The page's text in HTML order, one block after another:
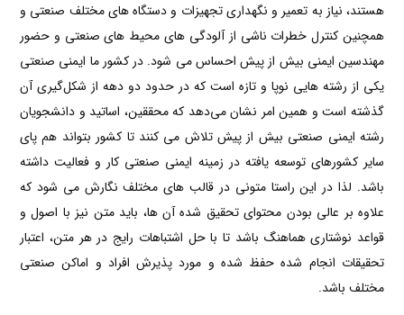
هستند، نیاز به تعمیر و نگهداری تجهیزات و دستگاه های مختلف صنعتی و
همچنین کنترل خطرات ناشی از آلودگی های محیط های صنعتی و حضور
مهندسین ایمنی بیش از پیش احساس می شود. در کشور ما ایمنی صنعتی
یکی از رشته هایی نوپا و تازه است که در حدود دو دهه از شکل‌گیری آن
گذشته است و همین امر نشان می‌دهد که محققین، اساتید و دانشجویان
رشته ایمنی صنعتی بیش از پیش تلاش می کنند تا کشور بتواند هم پای
سایر کشورهای توسعه یافته در زمینه ایمنی صنعتی کار و فعالیت داشته
باشد. لذا در این راستا متونی در قالب های مختلف نگارش می شود که
علاوه بر عالی بودن محتوای تحقیق شده آن ها، باید متن نیز با اصول و
قواعد نوشتاری هماهنگ باشد تا با حل اشتباهات رایج در هر متن، اعتبار
تحقیقات انجام شده حفظ شده و مورد پذیرش افراد و اماکن صنعتی
مختلف باشد.